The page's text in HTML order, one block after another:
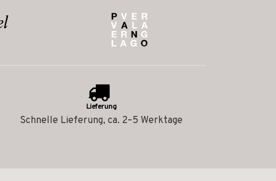
Lieferung
Schnelle Lieferung, ca. 2–5 Werktage